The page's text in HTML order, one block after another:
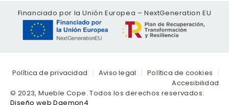
Financiado por la Unión Europea – NextGeneration EU
© 2023, Mueble Cope. Todos los derechos reservados.
Diseño web Daemon4
Política de privacidad Aviso legal
Política de cookies
Accesibilidad